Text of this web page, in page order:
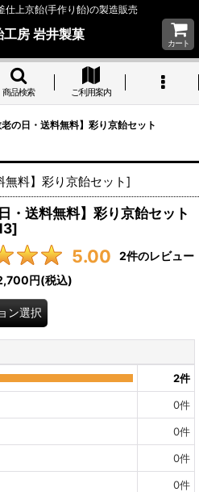
仕上京飴(手作り飴)の製造販売
工房 岩井製菓
カート
商品検索 ご利用案内
老の日・送料無料】彩り京飴セット
無料】彩り京飴セット]
・送料無料】彩り京飴セット
]
5.00 2件のレビュー
円(税込)
ン選択
2件
0件
0件
0件
0件